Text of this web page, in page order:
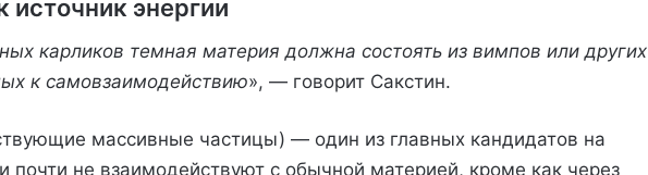
источник энергии
карликов темная материя должна состоять из вимпов или других
к самовзаимодействию», — говорит Сакстин.
массивные частицы) — один из главных кандидатов на
почти не взаимодействуют с обычной материей, кроме как через